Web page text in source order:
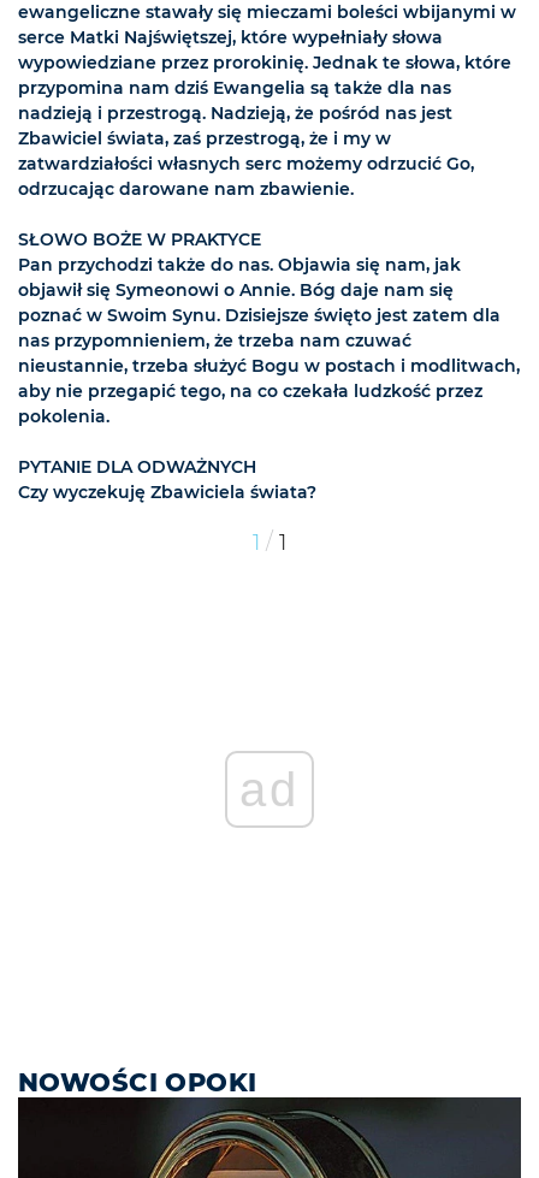
ewangeliczne stawały się mieczami boleści wbijanymi w
serce Matki Najświętszej, które wypełniały słowa
wypowiedziane przez prorokinię. Jednak te słowa, które
przypomina nam dziś Ewangelia są także dla nas
nadzieją i przestrogą. Nadzieją, że pośród nas jest
Zbawiciel świata, zaś przestrogą, że i my w
zatwardziałości własnych serc możemy odrzucić Go,
odrzucając darowane nam zbawienie.
SŁOWO BOŻE W PRAKTYCE
Pan przychodzi także do nas. Objawia się nam, jak
objawił się Symeonowi o Annie. Bóg daje nam się
poznać w Swoim Synu. Dzisiejsze święto jest zatem dla
nas przypomnieniem, że trzeba nam czuwać
nieustannie, trzeba służyć Bogu w postach i modlitwach,
aby nie przegapić tego, na co czekała ludzkość przez
pokolenia.
PYTANIE DLA ODWAŻNYCH
Czy wyczekuję Zbawiciela świata?
1 / 1
ad
NOWOŚCI OPOKI